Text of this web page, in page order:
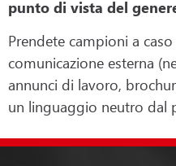
punto di vista del
Prendete campioni a
comunicazione esterna
annunci di lavoro,
un linguaggio neutro dal